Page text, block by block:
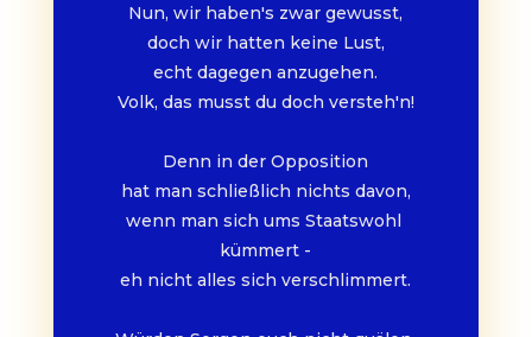
Nun, wir haben's zwar gewusst,
doch wir hatten keine Lust,
echt dagegen anzugehen.
Volk, das musst du doch versteh'n!
Denn in der Opposition
hat man schließlich nichts davon,
wenn man sich ums Staatswohl
kümmert -
eh nicht alles sich verschlimmert.